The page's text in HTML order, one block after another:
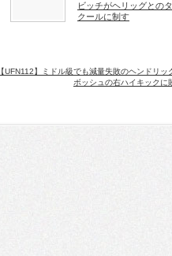
ビッチがヘリッグとの
クールに制す
【UFN112】ミドル級でも減量失敗のヘンドリッ
ボッシュの右ハイキックに